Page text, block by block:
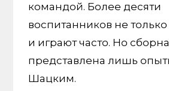
командой. Более десяти
воспитанников не только
и играют часто. Но
представлена лишь
Шацким.